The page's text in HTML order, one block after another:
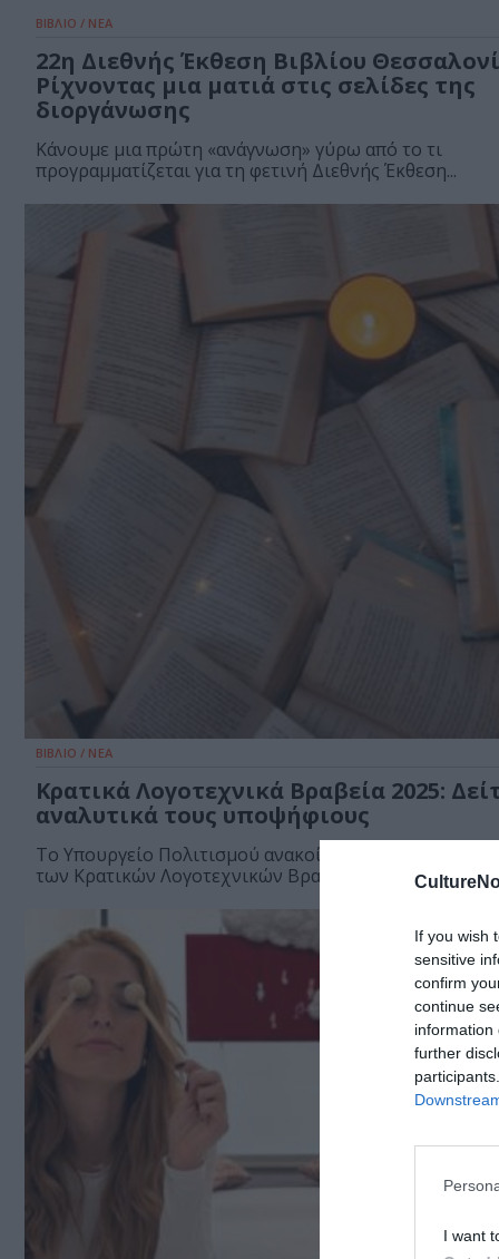
If you wish
sensitive
confirm
continue
information
further
I want
ΒΙΒΛΙΟ / ΝΕΑ
22η Διεθνής Έκθεση Βιβλίου
Ρίχνοντας μια ματιά στις σελίδες της
διοργάνωσης
Κάνουμε μια πρώτη «ανάγνωση» γύρω από το τι
προγραμματίζεται για τη φετινή Διεθνής Έκθεση...
ΒΙΒΛΙΟ / ΝΕΑ
Κρατικά Λογοτεχνικά Βραβεία 2025:
αναλυτικά τους υποψήφιους
Το Υπουργείο Πολιτισμού ανακοίνωσε τις βραχείες
των Κρατικών Λογοτεχνικών Βραβείων 2025 (για τις...